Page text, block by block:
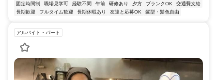
固定時間制
職場見学可 経験不問 午前 研修あり 夕方 ブランクOK
交通費支給
長期歓迎
フルタイム歓迎 長期休暇あり 友達と応募OK 髪型・髪色自由
アルバイト・パート